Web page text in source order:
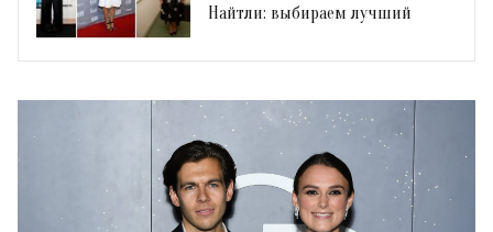
Найтли: выбираем лучший